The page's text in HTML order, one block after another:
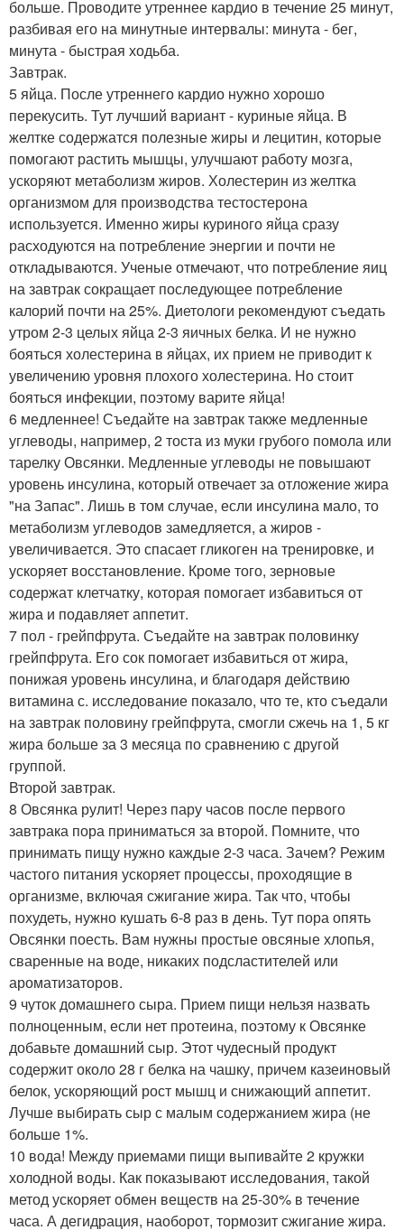
больше. Проводите утреннее кардио в течение 25 минут,
разбивая его на минутные интервалы: минута - бег,
минута - быстрая ходьба.
Завтрак.
5 яйца. После утреннего кардио нужно хорошо
перекусить. Тут лучший вариант - куриные яйца. В
желтке содержатся полезные жиры и лецитин, которые
помогают растить мышцы, улучшают работу мозга,
ускоряют метаболизм жиров. Холестерин из желтка
организмом для производства тестостерона
используется. Именно жиры куриного яйца сразу
расходуются на потребление энергии и почти не
откладываются. Ученые отмечают, что потребление яиц
на завтрак сокращает последующее потребление
калорий почти на 25%. Диетологи рекомендуют съедать
утром 2-3 целых яйца 2-3 яичных белка. И не нужно
бояться холестерина в яйцах, их прием не приводит к
увеличению уровня плохого холестерина. Но стоит
бояться инфекции, поэтому варите яйца!
6 медленнее! Съедайте на завтрак также медленные
углеводы, например, 2 тоста из муки грубого помола или
тарелку Овсянки. Медленные углеводы не повышают
уровень инсулина, который отвечает за отложение жира
"на Запас". Лишь в том случае, если инсулина мало, то
метаболизм углеводов замедляется, а жиров -
увеличивается. Это спасает гликоген на тренировке, и
ускоряет восстановление. Кроме того, зерновые
содержат клетчатку, которая помогает избавиться от
жира и подавляет аппетит.
7 пол - грейпфрута. Съедайте на завтрак половинку
грейпфрута. Его сок помогает избавиться от жира,
понижая уровень инсулина, и благодаря действию
витамина с. исследование показало, что те, кто съедали
на завтрак половину грейпфрута, смогли сжечь на 1, 5 кг
жира больше за 3 месяца по сравнению с другой
группой.
Второй завтрак.
8 Овсянка рулит! Через пару часов после первого
завтрака пора приниматься за второй. Помните, что
принимать пищу нужно каждые 2-3 часа. Зачем? Режим
частого питания ускоряет процессы, проходящие в
организме, включая сжигание жира. Так что, чтобы
похудеть, нужно кушать 6-8 раз в день. Тут пора опять
Овсянки поесть. Вам нужны простые овсяные хлопья,
сваренные на воде, никаких подсластителей или
ароматизаторов.
9 чуток домашнего сыра. Прием пищи нельзя назвать
полноценным, если нет протеина, поэтому к Овсянке
добавьте домашний сыр. Этот чудесный продукт
содержит около 28 г белка на чашку, причем казеиновый
белок, ускоряющий рост мышц и снижающий аппетит.
Лучше выбирать сыр с малым содержанием жира (не
больше 1%.
10 вода! Между приемами пищи выпивайте 2 кружки
холодной воды. Как показывают исследования, такой
метод ускоряет обмен веществ на 25-30% в течение
часа. А дегидрация, наоборот, тормозит сжигание жира.